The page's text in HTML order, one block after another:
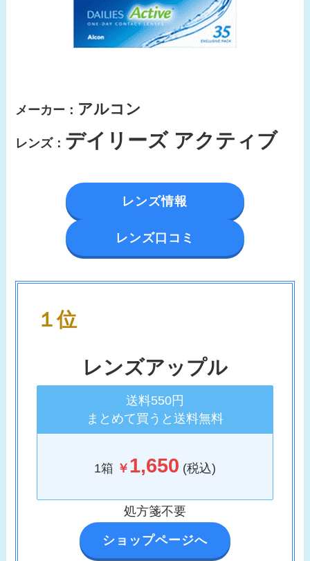
メーカー： アルコン
レンズ： デイリーズ アクティブ
レンズ情報
レンズ口コミ
１位
レンズアップル
送料550円
まとめて買うと送料無料
1箱 ￥ 1,650 (税込)
処方箋不要
ショップページへ